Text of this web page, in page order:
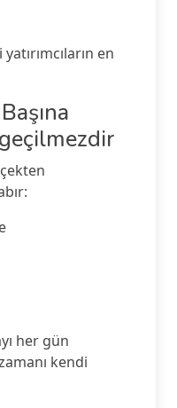
en
her gün
kendi